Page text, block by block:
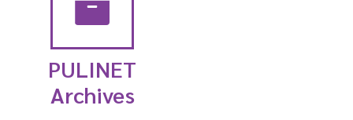
PULINET
Archives